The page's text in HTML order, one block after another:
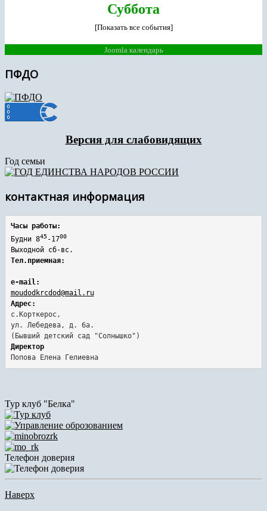
Суббота
[Показать все события]
Joomla календарь
ПФДО
Версия для слабовидящих
Год семьи
контактная информация
Часы работы:
Будни 845-1700
Выходной сб-вс.
Тел.приемная:
e-mail:
moudodkrcdod@mail.ru
Адрес:
с.Корткерос,
ул. Лебедева, д. 6а.
Директор
Попова Елена Гелиевна
Тур клуб "Белка"
Телефон доверия
Наверх